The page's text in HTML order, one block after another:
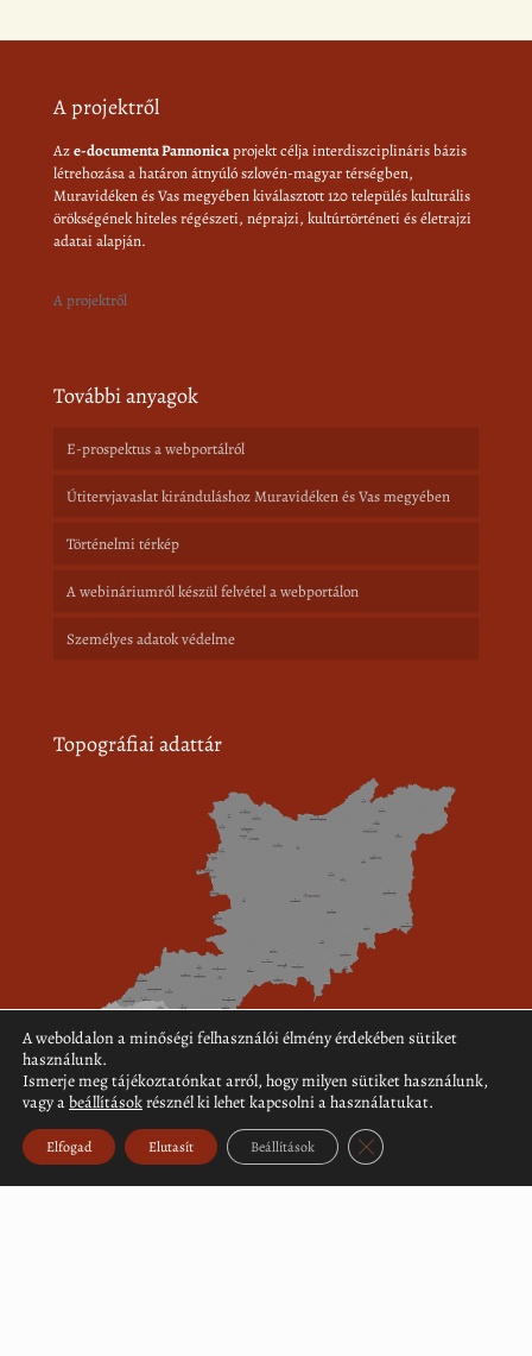
A projektről
Aze-documenta Pannonicaprojekt célja interdiszciplináris bázis
létrehozása a határon átnyúló szlovén-magyar térségben,
Muravidéken és Vas megyében kiválasztott 120 település kulturális
örökségének hiteles régészeti, néprajzi, kultúrtörténeti és életrajzi
adatai alapján.
A projektről
További anyagok
E-prospektus a webportálról
Útitervjavaslat kiránduláshoz Muravidéken és Vas megyében
Történelmi térkép
A webináriumról készül felvétel a webportálon
Személyes adatok védelme
Topográfiai adattár
A weboldalon a minőségi felhasználói élmény érdekében sütiket
használunk.
Ismerje meg tájékoztatónkat arról, hogy milyen sütiket használunk,
vagy abeállításokrésznél ki lehet kapcsolni a használatukat.
Elfogad Elutasít Beállítások Close GDPR Cookie